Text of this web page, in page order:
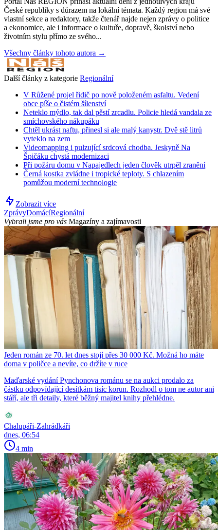
České republiky s důrazem na lokální témata. Každý region má své
vlastní sekce a redaktory, takže čtenář najde nejen zprávy o politice
a ekonomice, ale i informace o kultuře, dopravě, školství nebo
životním stylu přímo ze svého...
Všechny články tohoto autora →
Další články z kategorie Regionální
V Růžené projel řidič po nově položeném asfaltu. Vedení
obce píše o čistém šílenství
Neteklo mýdlo, tak dal pěstí zrcadlu. Policie hledá vandala ze
smíchovského nákupáku
Chtěl ukrást naftu, přinesl si ale malý kanystr. Dvě stě litrů
vyteklo na zem
Videomapping i pulzující srdcová chodba. Jeskyně Na
Špičáku chystá modernizaci
Při požáru domu v Napajedlech jeden člověk utrpěl zranění
Černá kostka zvládne i tropické teploty. S chlazením
pomůžou moderní technologie
Zobrazit více
ZprávyDomácíRegionální
Vybrali jsme pro vás Magazíny a zajímavosti
Jeden román ze 70. let dnes stojí přes 30 000 Kč. Možná ho máte
doma v poličce a nevíte, co držíte v ruce
Maďarské vydání Pynchonova románu se na aukci prodalo za
částku odpovídající desítkám tisíc korun. Rozhodl o tom ne autor ani
stáří, ale tři detaily, které běžný majitel knihy přehlédne.
Chalupáři-Zahrádkáři
dnes, 06:54
4 min